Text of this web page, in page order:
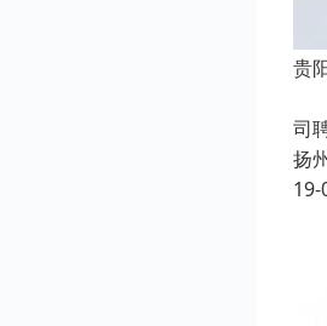
贵
司
扬
19-